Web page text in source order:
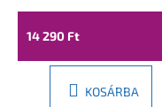
14 290 Ft
KOSÁRBA